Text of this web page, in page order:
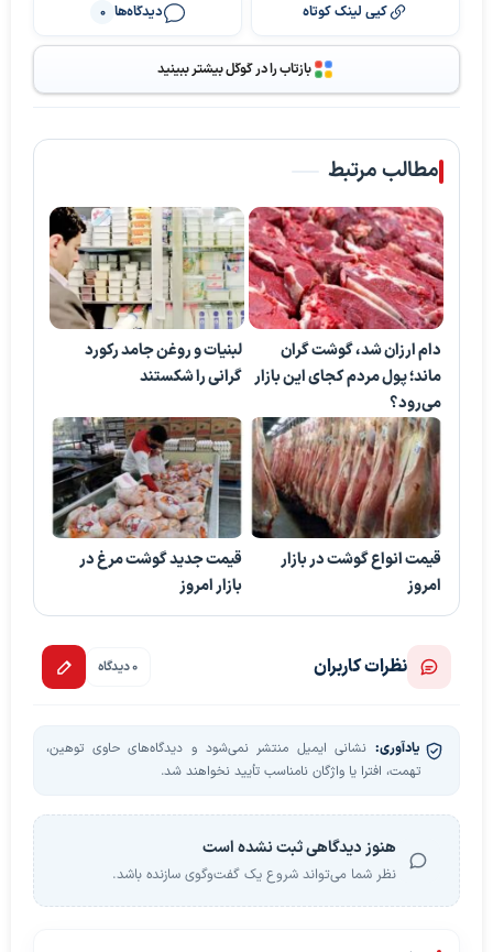
کپی لینک کوتاه دیدگاه‌ها 0
بازتاب را در گوگل بیشتر ببینید
مطالب مرتبط
دام ارزان شد، گوشت گران
ماند؛ پول مردم کجای این بازار
می‌رود؟
لبنیات و روغن جامد رکورد
گرانی را شکستند
قیمت انواع گوشت در بازار
امروز
قیمت جدید گوشت مرغ در
بازار امروز
نظرات کاربران 0 دیدگاه
یادآوری: نشانی ایمیل منتشر نمی‌شود و دیدگاه‌های حاوی توهین،
تهمت، افترا یا واژگان نامناسب تأیید نخواهند شد.
هنوز دیدگاهی ثبت نشده است
نظر شما می‌تواند شروع یک گفت‌وگوی سازنده باشد.